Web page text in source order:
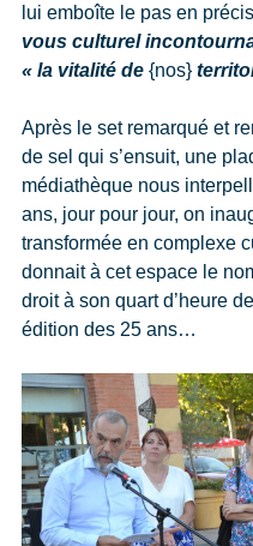
lui emboîte le pas en
vous culturel
« la vitalité de{nos}
Après le set remarqué et
de sel qui s’ensuit, une
médiathèque nous
ans, jour pour jour, on
transformée en complexe
donnait à cet espace le
droit à son quart d’heure
édition des 25 ans…